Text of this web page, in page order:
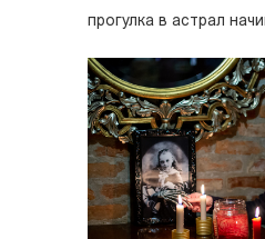
прогулка в астрал